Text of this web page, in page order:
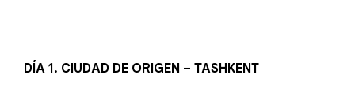
DÍA 1. CIUDAD DE ORIGEN – TASHKENT